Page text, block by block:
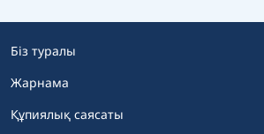
Біз туралы
Жарнама
Құпиялық саясаты